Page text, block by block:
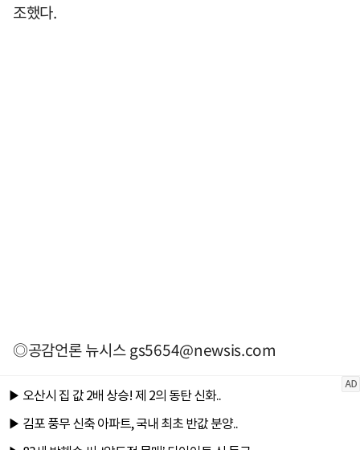
조했다.
◎공감언론 뉴시스gs5654@newsis.com